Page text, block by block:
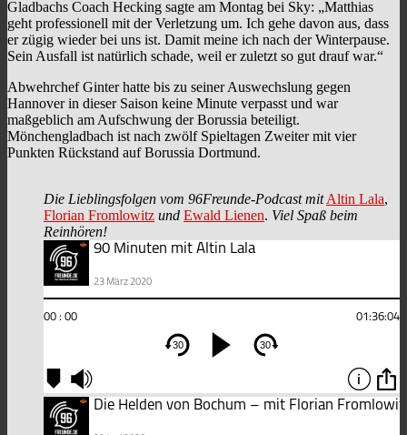
Gladbachs Coach Hecking sagte am Montag bei Sky: „Matthias
geht professionell mit der Verletzung um. Ich gehe davon aus, dass
er zügig wieder bei uns ist. Damit meine ich nach der Winterpause.
Sein Ausfall ist natürlich schade, weil er zuletzt so gut drauf war.“
Abwehrchef Ginter hatte bis zu seiner Auswechslung gegen
Hannover in dieser Saison keine Minute verpasst und war
maßgeblich am Aufschwung der Borussia beteiligt.
Mönchengladbach ist nach zwölf Spieltagen Zweiter mit vier
Punkten Rückstand auf Borussia Dortmund.
Die Lieblingsfolgen vom 96Freunde-Podcast mit Altin Lala,
Florian Fromlowitz und Ewald Lienen. Viel Spaß beim
Reinhören!